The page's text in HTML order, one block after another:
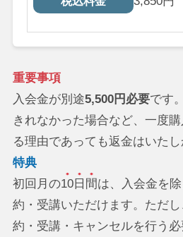
重要事項
入会金が別途5,500円必要です
きれなかった場合など、一度
る理由であっても返金はいたし
特典
初回月の10日間は、入会金を
約・受講いただけます。ただ
約・受講・キャンセルを行う必